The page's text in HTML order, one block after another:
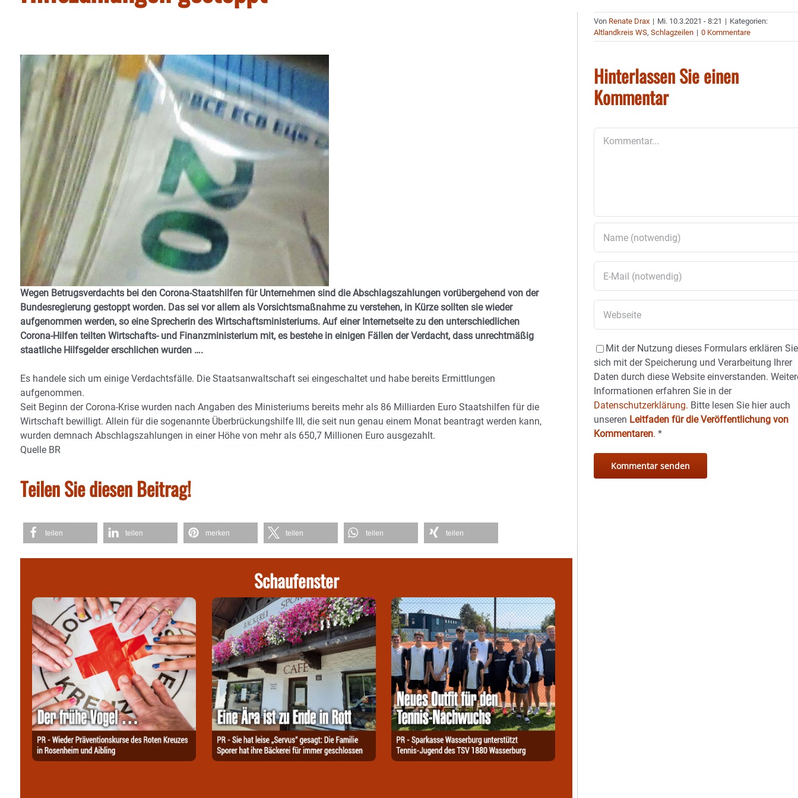
Wegen Betrugsverdachts bei den Corona-Staatshilfen für Unternehmen sind die Abschlagszahlungen vorübergehend von der
Bundesregierung gestoppt worden. Das sei vor allem als Vorsichtsmaßnahme zu verstehen, in Kürze sollten sie wieder
aufgenommen werden, so eine Sprecherin des Wirtschaftsministeriums. Auf einer Internetseite zu den unterschiedlichen
Corona-Hilfen teilten Wirtschafts- und Finanzministerium mit, es bestehe in einigen Fällen der Verdacht, dass unrechtmäßig
staatliche Hilfsgelder erschlichen wurden ….
Es handele sich um einige Verdachtsfälle. Die Staatsanwaltschaft sei eingeschaltet und habe bereits Ermittlungen
aufgenommen.
Seit Beginn der Corona-Krise wurden nach Angaben des Ministeriums bereits mehr als 86 Milliarden Euro Staatshilfen für die
Wirtschaft bewilligt. Allein für die sogenannte Überbrückungshilfe III, die seit nun genau einem Monat beantragt werden kann,
wurden demnach Abschlagszahlungen in einer Höhe von mehr als 650,7 Millionen Euro ausgezahlt.
Quelle BR
Teilen Sie diesen Beitrag!
teilen teilen merken teilen teilen teilen
Schaufenster
Von Renate Drax | Mi. 10.3.2021 - 8:21 | Kategorien:
Altlandkreis WS,Schlagzeilen | 0 Kommentare
Hinterlassen Sie einen
Kommentar
Mit der Nutzung dieses Formulars erklären Sie
sich mit der Speicherung und Verarbeitung Ihrer
Daten durch diese Website einverstanden.
Informationen erfahren Sie in der
Datenschutzerklärung. Bitte lesen Sie hier auch
unseren Leitfaden für die Veröffentlichung von
Kommentaren.*